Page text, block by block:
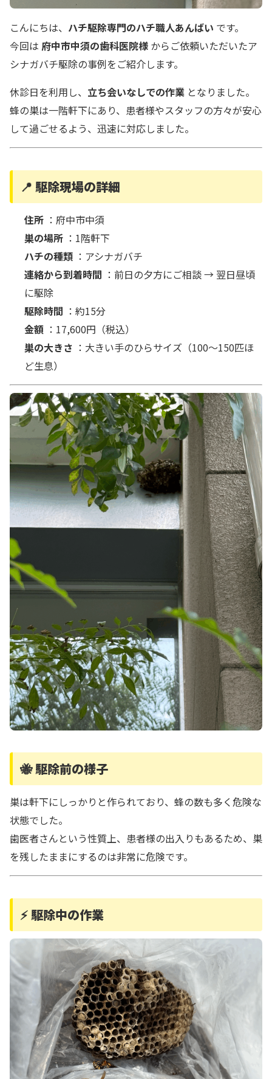
こんにちは、 ハチ駆除専門のハチ職人あんばい です。
今回は 府中市中須の歯科医院様 からご依頼いただいたア
シナガバチ駆除の事例をご紹介します。
休診日を利用し、 立ち会いなしでの作業 となりました。
蜂の巣は一階軒下にあり、患者様やスタッフの方々が安心
して過ごせるよう、迅速に対応しました。
📍 駆除現場の詳細
住所 ：府中市中須
巣の場所 ：1階軒下
ハチの種類 ：アシナガバチ
連絡から到着時間 ：前日の夕方にご相談 → 翌日昼頃
に駆除
駆除時間 ：約15分
金額 ：17,600円（税込）
巣の大きさ ：大きい手のひらサイズ（100〜150匹ほ
ど生息）
🐝 駆除前の様子
巣は軒下にしっかりと作られており、蜂の数も多く危険な
状態でした。
歯医者さんという性質上、患者様の出入りもあるため、巣
を残したままにするのは非常に危険です。
⚡ 駆除中の作業